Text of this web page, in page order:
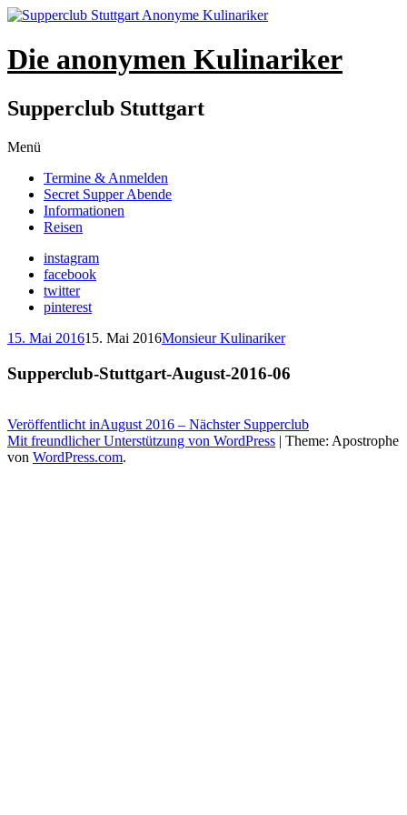
Die anonymen Kulinariker
Supperclub Stuttgart
Menü
springen
Termine & Anmelden
Secret Supper Abende
Informationen
Reisen
instagram
facebook
twitter
pinterest
15. Mai 201615. Mai 2016Monsieur Kulinariker
Supperclub-Stuttgart-August-2016-06
Beitragsnavigation
Veröffentlicht inAugust 2016 – Nächster Supperclub
Mit freundlicher Unterstützung von WordPress | Theme: Apostrophe
von WordPress.com.